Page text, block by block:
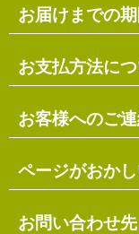
複数商品の場合
ます。
送料には梱包料
※ショッピング
されない場合が
※商品の組み合
別途必要となる
※上記の際は、
料をお知らせし
配達日・配達時
お届け先に投函
望日・時間帯
用ください。
お届けまでの
在庫がある場合
ご注文確認日よ
離島の場合、上
す。
品発送予定」メ
在庫切れの場合
別途、納期のご
お支払方法に
代金引換（＋
商品配送時に配
銀行振込（先払
口座は琉球銀行
お客様へのご
受注・確認・発
各発生日より2
※定休日にはご
ページがおか
当店のホームペ
お問い合わせ先